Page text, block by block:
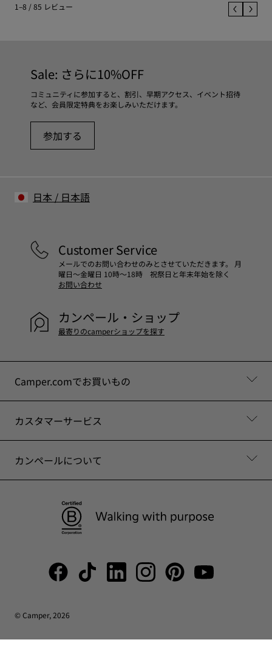
1–8 / 85 レビュー
Sale: さらに10%OFF
コミュニティに参加すると、割引、早期アクセス、イベント招待
など、会員限定特典をお楽しみいただけます。
参加する
Camper.comでお買いもの
カスタマーサービス
カンペールについて
Customer Service
メールでのお問い合わせのみとさせていただきます。 月
曜日～金曜日 10時～18時 祝祭日と年末年始を除く
お問い合わせ
カンペール・ショップ
最寄りのcamperショップを探す
© Camper, 2026
日本 / 日本語